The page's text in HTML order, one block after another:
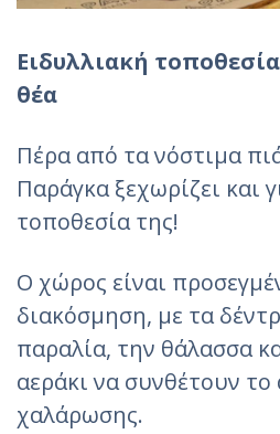
Ειδυλλιακή
θέα
Πέρα από τα νόστιμα
Παράγκα ξεχωρίζει και
τοποθεσία της!
Ο χώρος είναι
διακόσμηση, με τα
παραλία, την θάλασσα
αεράκι να συνθέτουν
χαλάρωσης.